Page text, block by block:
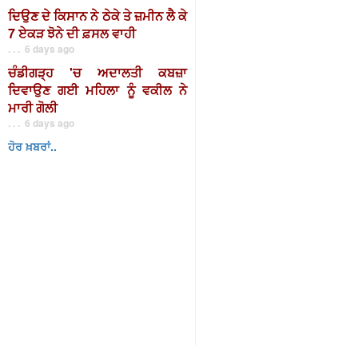
ਦਿਉਣ ਦੇ ਕਿਸਾਨ ਨੇ ਠੇਕੇ ਤੇ ਜ਼ਮੀਨ ਲੈ ਕੇ
7 ਏਕੜ ਝੋਨੇ ਦੀ ਫ਼ਸਲ ਵਾਹੀ
. . . 6 days ago
ਚੰਡੀਗੜ੍ਹ 'ਚ ਅਦਾਲਤੀ ਕਬਜ਼ਾ
ਦਿਵਾਉਣ ਗਈ ਮਹਿਲਾ ਨੂੰ ਵਕੀਲ ਨੇ
ਮਾਰੀ ਗੋਲੀ
. . . 6 days ago
ਹੋਰ ਖ਼ਬਰਾਂ..